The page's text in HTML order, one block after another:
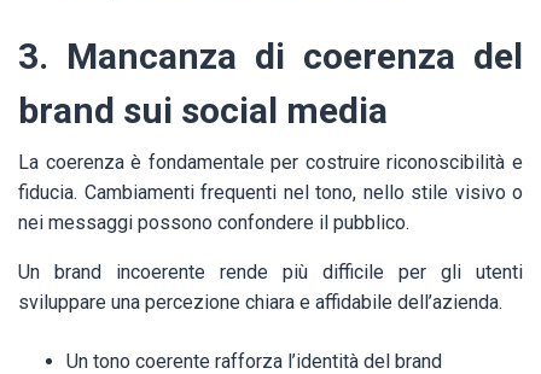
3. Mancanza di coerenza del
brand sui social media
La coerenza è fondamentale per costruire riconoscibilità e
fiducia. Cambiamenti frequenti nel tono, nello stile visivo o
nei messaggi possono confondere il pubblico.
Un brand incoerente rende più difficile per gli utenti
sviluppare una percezione chiara e affidabile dell’azienda.
Un tono coerente rafforza l’identità del brand